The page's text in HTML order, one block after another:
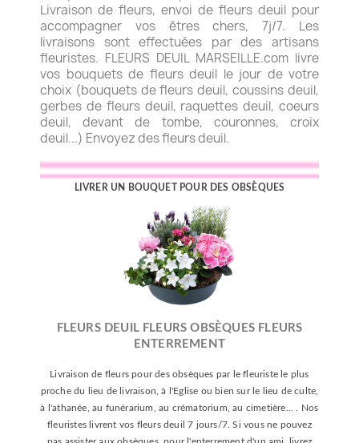
Livraison de fleurs, envoi de fleurs deuil pour
accompagner vos êtres chers, 7j/7. Les
livraisons sont effectuées par des artisans
fleuristes. FLEURS DEUIL MARSEILLE.com livre
vos bouquets de fleurs deuil le jour de votre
choix (bouquets de fleurs deuil, coussins deuil,
gerbes de fleurs deuil, raquettes deuil, coeurs
deuil, devant de tombe, couronnes, croix
deuil...) Envoyez des fleurs deuil.
LIVRER UN BOUQUET POUR DES OBSÈQUES
FLEURS DEUIL FLEURS OBSÈQUES FLEURS
ENTERREMENT
Livraison de fleurs pour des obsèques par le fleuriste le plus
proche du lieu de livraison, à l'Eglise ou bien sur le lieu de culte,
à l'athanée, au funérarium, au crématorium, au cimetière... . Nos
fleuristes livrent vos fleurs deuil 7 jours/7. Si vous ne pouvez